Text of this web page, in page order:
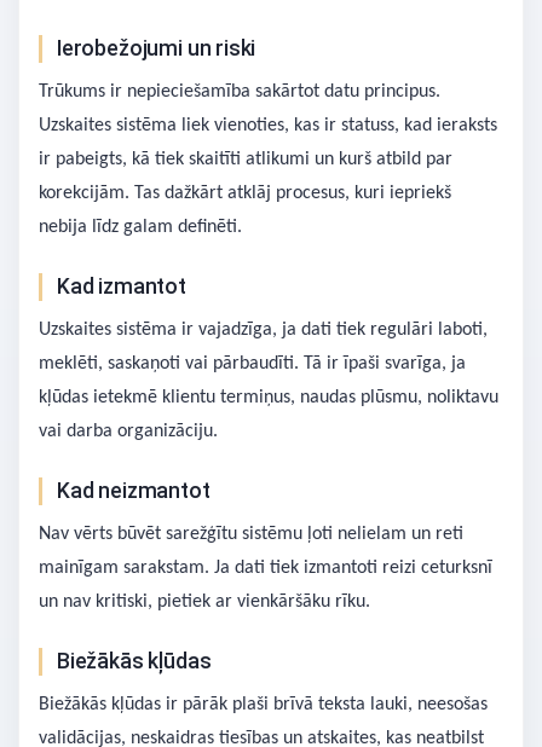
Ierobežojumi un riski
Trūkums ir nepieciešamība sakārtot datu principus.
Uzskaites sistēma liek vienoties, kas ir statuss, kad ieraksts
ir pabeigts, kā tiek skaitīti atlikumi un kurš atbild par
korekcijām. Tas dažkārt atklāj procesus, kuri iepriekš
nebija līdz galam definēti.
Kad izmantot
Uzskaites sistēma ir vajadzīga, ja dati tiek regulāri laboti,
meklēti, saskaņoti vai pārbaudīti. Tā ir īpaši svarīga, ja
kļūdas ietekmē klientu termiņus, naudas plūsmu, noliktavu
vai darba organizāciju.
Kad neizmantot
Nav vērts būvēt sarežģītu sistēmu ļoti nelielam un reti
mainīgam sarakstam. Ja dati tiek izmantoti reizi ceturksnī
un nav kritiski, pietiek ar vienkāršāku rīku.
Biežākās kļūdas
Biežākās kļūdas ir pārāk plaši brīvā teksta lauki, neesošas
validācijas, neskaidras tiesības un atskaites, kas neatbilst